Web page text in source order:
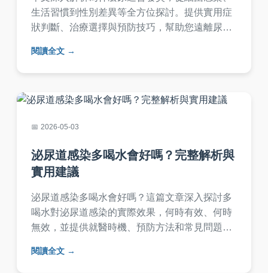
生活習慣到性別差異等全方位探討。提供實用症
狀判斷、治療選擇與預防技巧，幫助您遠離尿道
閱讀全文
2026-05-03
泌尿道感染多喝水會好嗎？完整解析與
實用建議
泌尿道感染多喝水會好嗎？這篇文章深入探討多
喝水對泌尿道感染的實際效果，何時有效、何時
無效，並提供就醫時機、預防方法和常見問題解
閱讀全文